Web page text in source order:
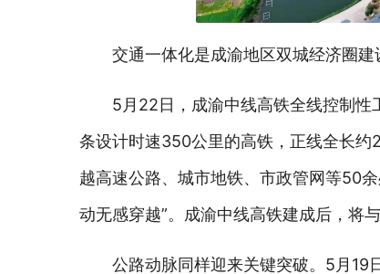
交通一体化是成渝地区双城经济圈
5月22日，成渝中线高铁全线控制
条设计时速350公里的高铁，正线全长约
越高速公路、城市地铁、市政管网等50
动无感穿越”。成渝中线高铁建成后，将
公路动脉同样迎来关键突破。5月